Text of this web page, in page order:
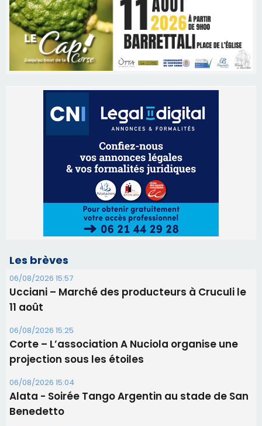
Les brèves
06/08/2026 15:57
Ucciani – Marché des producteurs à Cruculi le
11 août
06/08/2026 15:25
Corte – L’association A Nuciola organise une
projection sous les étoiles
06/08/2026 15:04
Alata - Soirée Tango Argentin au stade de San
Benedetto